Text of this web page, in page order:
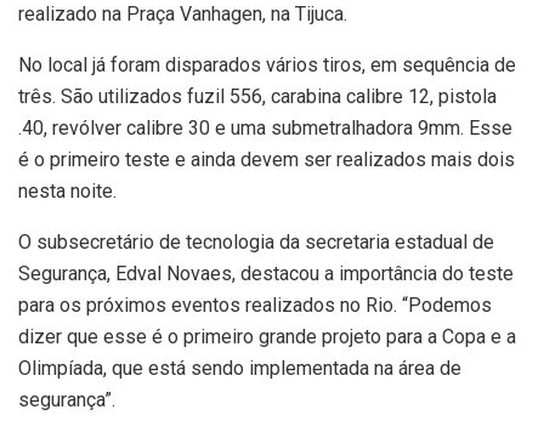
realizado na Praça Vanhagen, na Tijuca.
No local já foram disparados vários tiros, em sequência de
três. São utilizados fuzil 556, carabina calibre 12, pistola
.40, revólver calibre 30 e uma submetralhadora 9mm. Esse
é o primeiro teste e ainda devem ser realizados mais dois
nesta noite.
O subsecretário de tecnologia da secretaria estadual de
Segurança, Edval Novaes, destacou a importância do teste
para os próximos eventos realizados no Rio. “Podemos
dizer que esse é o primeiro grande projeto para a Copa e a
Olimpíada, que está sendo implementada na área de
segurança”.